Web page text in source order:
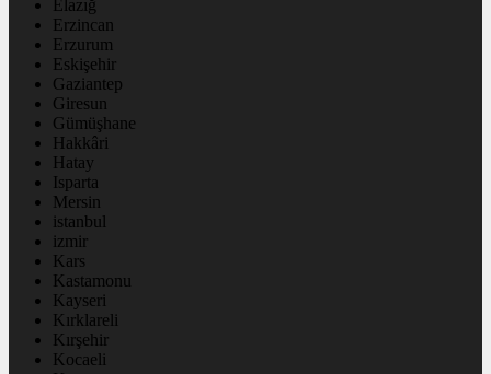
Elazığ
Erzincan
Erzurum
Eskişehir
Gaziantep
Giresun
Gümüşhane
Hakkâri
Hatay
Isparta
Mersin
istanbul
izmir
Kars
Kastamonu
Kayseri
Kırklareli
Kırşehir
Kocaeli